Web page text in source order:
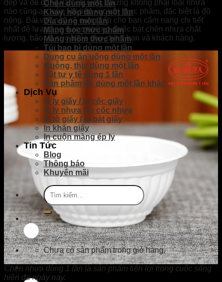
Chén dùng một lần
Khay, hộp dùng một lần
Dĩa dùng một lần
Màng bọc thực phẩm
Màng nhôm thực phẩm
Túi bao bì dùng một lần
Dụng cụ ăn uống dùng một lần
Muỗng, thìa dùng một lần
Vật tư y tế dùng 1 lần
Sản phầm đồ dùng một lần khác
Dịch Vụ
In ly giấy / In cốc giấy
In ly nhựa / In cốc nhựa
In tô giấy / in bát giấy
In khăn giấy
In cuộn màng ép ly
Tin Tức
Blog
Thông báo
Khuyến mãi
Tìm
kiếm:
Chưa có sản phẩm trong giỏ hàng.
dẹp và dễ dàng vận chuyển, nhưng không phải loại nhựa
nào cũng an toàn khi tiếp xúc với thực phẩm, đặc biệt là đồ
nóng. Bài viết này sẽ cung cấp cho bạn cẩm nang chi tiết
nhất để lựa chọn được những chiếc bát chén nhựa chất
lượng, bảo vệ sức khỏe cho chính bạn và khách hàng.
Chén nhựa dùng 1 lần là sản phẩm tiện lợi trong cuộc sống
hiện đạ ngày nay.